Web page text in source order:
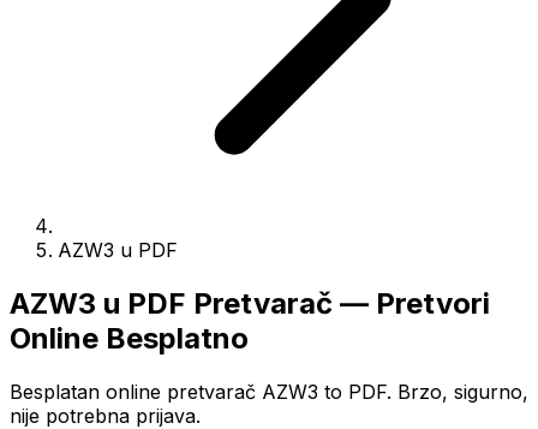
AZW3 u PDF
AZW3 u PDF Pretvarač — Pretvori
Online Besplatno
Besplatan online pretvarač AZW3 to PDF. Brzo, sigurno,
nije potrebna prijava.